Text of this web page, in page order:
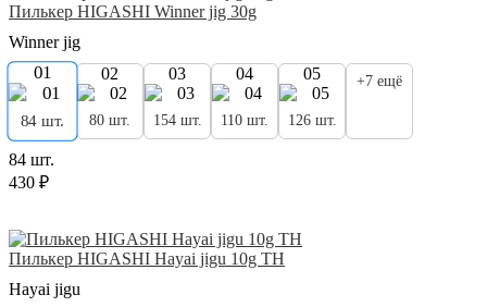
Пилькер HIGASHI Winner jig 30g
Winner jig
01
84 шт.
02
80 шт.
03
154 шт.
04
110 шт.
05
126 шт.
+7 ещё
84 шт.
430 ₽
Пилькер HIGASHI Hayai jigu 10g TH
Hayai jigu